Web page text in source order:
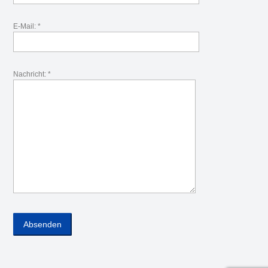
E-Mail: *
Nachricht: *